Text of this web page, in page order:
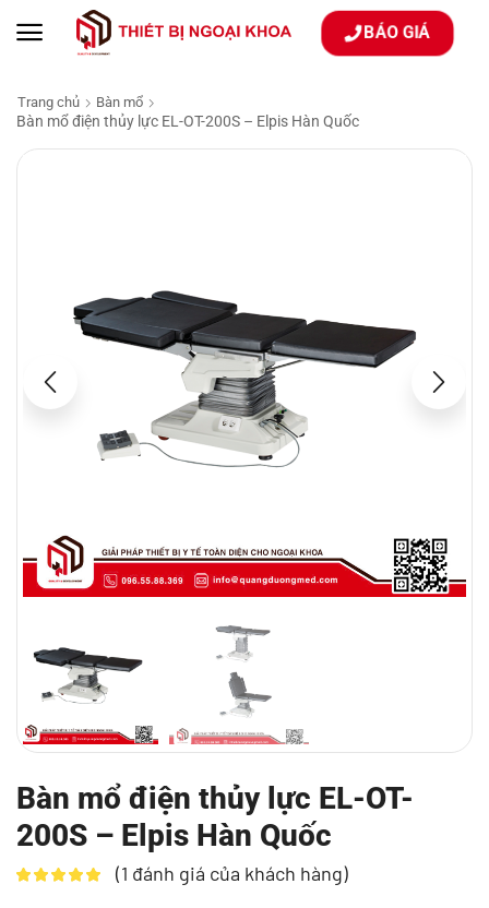
BÁO GIÁ
Trang chủ Bàn mổ
Bàn mổ điện thủy lực EL-OT-200S – Elpis Hàn Quốc
Bàn mổ điện thủy lực EL-OT-
200S – Elpis Hàn Quốc
(1 đánh giá của khách hàng)